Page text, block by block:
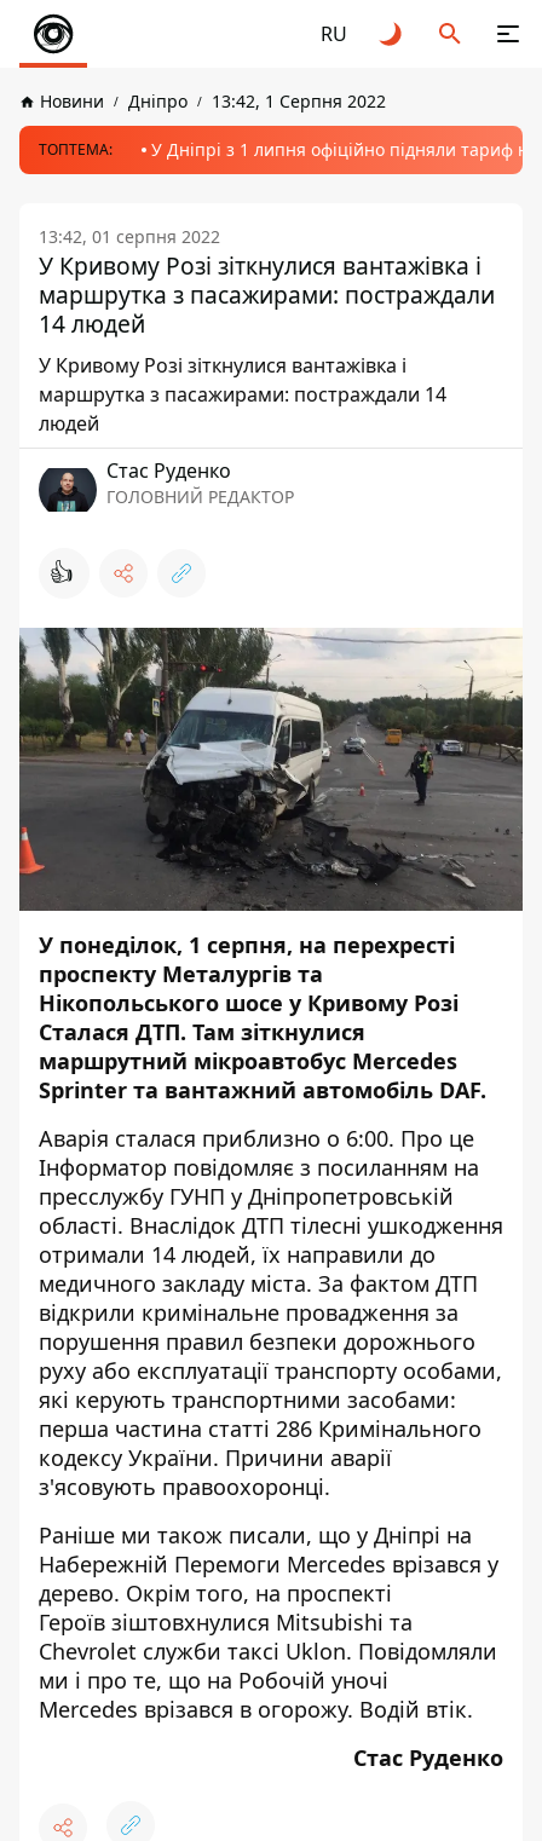
RU
Новини Дніпро 13:42, 1 Серпня 2022
ТОПТЕМА: У Дніпрі з 1 липня офіційно підняли тариф
13:42, 01 серпня 2022
У Кривому Розі зіткнулися вантажівка і
маршрутка з пасажирами: постраждали
14 людей
У Кривому Розі зіткнулися вантажівка і
маршрутка з пасажирами: постраждали 14
людей
Стас Руденко
ГОЛОВНИЙ РЕДАКТОР
👍
У понеділок, 1 серпня, на перехресті
проспекту Металургів та
Нікопольського шосе у Кривому Розі
Сталася ДТП. Там зіткнулися
маршрутний мікроавтобус Mercedes
Sprinter та вантажний автомобіль DAF.
Аварія сталася приблизно о 6:00. Про це
Інформатор повідомляє з посиланням на
пресслужбу ГУНП у Дніпропетровській
області. Внаслідок ДТП тілесні ушкодження
отримали 14 людей, їх направили до
медичного закладу міста. За фактом ДТП
відкрили кримінальне провадження за
порушення правил безпеки дорожнього
руху або експлуатації транспорту особами,
які керують транспортними засобами:
перша частина статті 286 Кримінального
кодексу України. Причини аварії
з'ясовують правоохоронці.
Раніше ми також писали, що у Дніпрі на
Набережній Перемоги Mercedes врізався у
дерево. Окрім того, на проспекті
Героїв зіштовхнулися Mitsubishi та
Chevrolet служби таксі Uklon. Повідомляли
ми і про те, що на Робочій уночі
Mercedes врізався в огорожу. Водій втік.
Стас Руденко